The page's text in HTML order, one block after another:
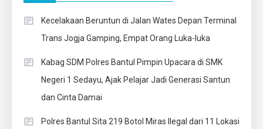
Kecelakaan Beruntun di Jalan Wates Depan Terminal
Trans Jogja Gamping, Empat Orang Luka-luka
Kabag SDM Polres Bantul Pimpin Upacara di SMK
Negeri 1 Sedayu, Ajak Pelajar Jadi Generasi Santun
dan Cinta Damai
Polres Bantul Sita 219 Botol Miras Ilegal dari 11 Lokasi